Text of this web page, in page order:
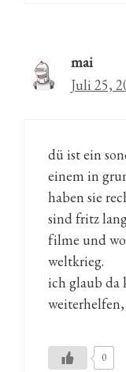
mai
Juli 25,
dü ist ein
einem in
haben sie
sind fritz
filme und
weltkrieg.
ich glaub da
0